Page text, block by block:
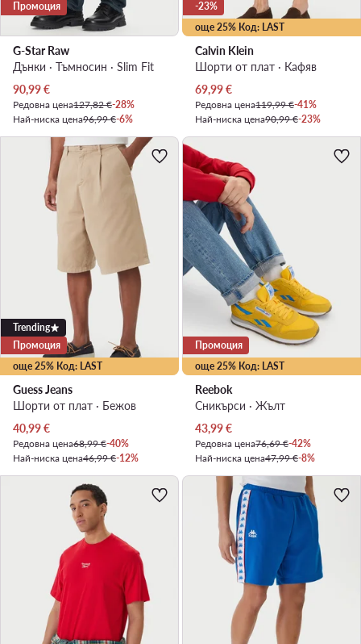
Промоция
G-Star Raw
Дънки · Тъмносин · Slim Fit
Актуална цена
90,99€
Редовна цена127,82 €-28%
Най-ниска цена96,99 €-6%
още 25% Код: LAST
-23%
Calvin Klein
Шорти от плат · Кафяв
Актуална цена
69,99€
Редовна цена119,99 €-41%
Най-ниска цена90,99 €-23%
още 25% Код: LAST
Trending
Промоция
Guess Jeans
Шорти от плат · Бежов
Актуална цена
40,99€
Редовна цена68,99 €-40%
Най-ниска цена46,99 €-12%
още 25% Код: LAST
Промоция
Reebok
Сникърси · Жълт
Актуална цена
43,99€
Редовна цена76,69 €-42%
Най-ниска цена47,99 €-8%